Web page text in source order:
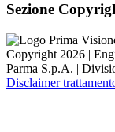
Sezione
Copyright 2026 |
Parma S.p.A. |
Disclaimer